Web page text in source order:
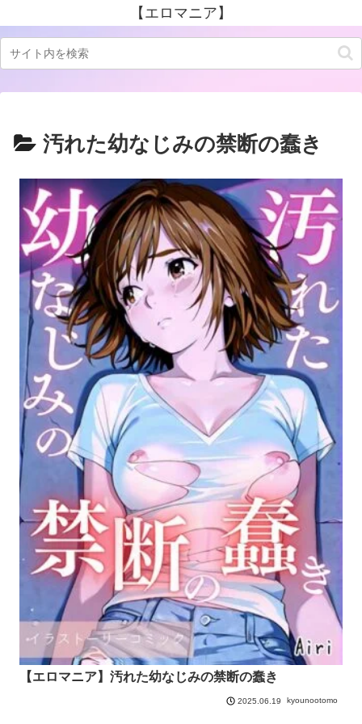
【エロマニア】
汚れた幼なじみの禁断の蠢き
【エロマニア】汚れた幼なじみの禁断の蠢き
2025.06.19 kyounootomo